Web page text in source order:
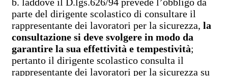
b. laddove il D.lgs.626/94 prevede l’obbligo da
parte del dirigente scolastico di consultare il
rappresentante dei lavoratori per la sicurezza, la
consultazione si deve svolgere in modo da
garantire la sua effettività e tempestività;
pertanto il dirigente scolastico consulta il
rappresentante dei lavoratori per la sicurezza su